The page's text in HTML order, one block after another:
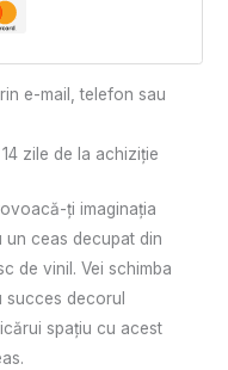
e-mail, telefon sau
zile de la achiziție
ți imaginația
un ceas decupat din
de vinil. Vei schimba
succes decorul
spaţiu cu acest